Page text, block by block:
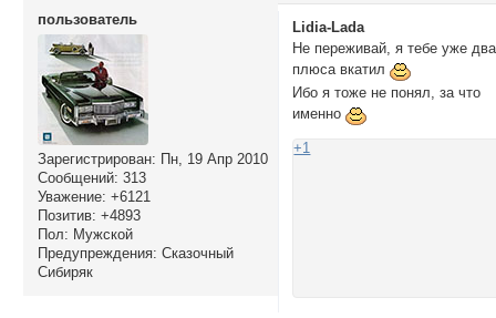
пользователь
Зарегистрирован: Пн, 19 Апр 2010
Сообщений: 313
Уважение: +6121
Позитив: +4893
Пол: Мужской
Предупреждения: Сказочный
Сибиряк
Lidia-Lada
Не переживай, я тебе уже два
плюса вкатил
Ибо я тоже не понял, за что
именно
+1